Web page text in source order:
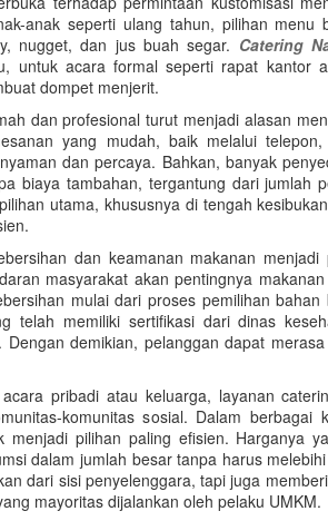
anak seperti ulang tahun, pilihan
nugget, dan jus buah segar. Catering
untuk acara formal seperti rapat kantor
dompet menjerit.
dan profesional turut menjadi alasan
yang mudah, baik melalui
dan percaya. Bahkan, banyak
biaya tambahan, tergantung dari jumlah
utama, khususnya di tengah
dan keamanan makanan
masyarakat akan pentingnya
mulai dari proses pemilihan
telah memiliki sertifikasi dari dinas
Dengan demikian, pelanggan dapat
pribadi atau keluarga, layanan
komunitas sosial. Dalam
menjadi pilihan paling efisien. Harganya
dalam jumlah besar tanpa harus
dari sisi penyelenggara, tapi juga
mayoritas dijalankan oleh pelaku UMKM.